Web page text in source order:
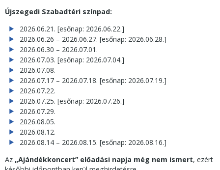
Újszegedi Szabadtéri színpad:
2026.06.21. [esőnap: 2026.06.22.]
2026.06.26 – 2026.06.27. [esőnap: 2026.06.28.]
2026.06.30 – 2026.07.01.
2026.07.03. [esőnap: 2026.07.04.]
2026.07.08.
2026.07.17 – 2026.07.18. [esőnap: 2026.07.19.]
2026.07.22.
2026.07.25. [esőnap: 2026.07.26.]
2026.07.29.
2026.08.05.
2026.08.12.
2026.08.14 – 2026.08.15. [esőnap: 2026.08.16.]
Az „Ajándékkoncert” előadási napja még nem ismert, ezért